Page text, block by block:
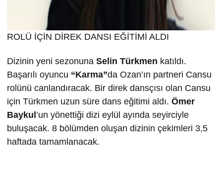
ROLÜ İÇİN DİREK DANSI EĞİTİMİ ALDI
Dizinin yeni sezonuna Selin Türkmen katıldı.
Başarılı oyuncu “Karma”da Ozan’ın partneri Cansu
rolünü canlandıracak. Bir direk dansçısı olan Cansu
için Türkmen uzun süre dans eğitimi aldı. Ömer
Baykul ’un yönettiği dizi eylül ayında seyirciyle
buluşacak. 8 bölümden oluşan dizinin çekimleri 3,5
haftada tamamlanacak.